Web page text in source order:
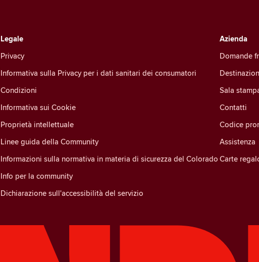
Legale
Privacy
Informativa sulla Privacy per i dati sanitari dei consumatori
Condizioni
Informativa sui Cookie
Proprietà intellettuale
Linee guida della Community
Informazioni sulla normativa in materia di sicurezza del Colorado
Info per la community
Dichiarazione sull'accessibilità del servizio
Azienda
Domande
Sala
Contatti
Codice
Assistenza
Carte